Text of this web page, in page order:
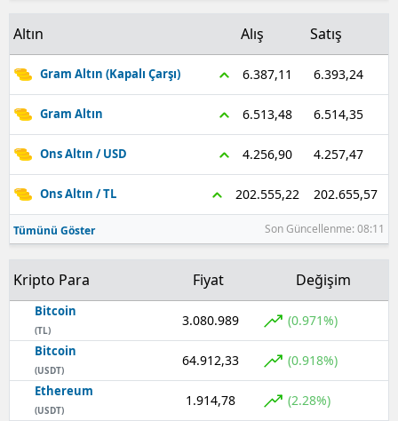
Altın Alış Satış
Gram Altın (Kapalı Çarşı) 6.387,11 6.393,24
Gram Altın 6.513,48 6.514,35
Ons Altın / USD 4.256,90 4.257,47
Ons Altın / TL 202.555,22 202.655,57
Tümünü Göster Son Güncellenme: 08:11
Kripto Para Fiyat Değişim
Bitcoin
(TL)
3.080.989 (0.971%)
Bitcoin
(USDT)
64.912,33 (0.918%)
Ethereum
(USDT)
1.914,78 (2.28%)